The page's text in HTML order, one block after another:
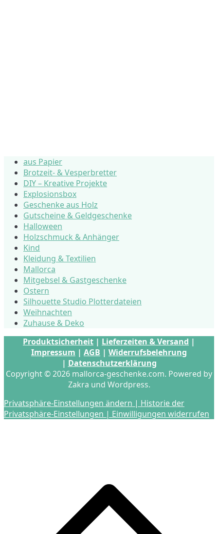
aus Papier
Brotzeit- & Vesperbretter
DIY – Kreative Projekte
Explosionsbox
Geschenke aus Holz
Gutscheine & Geldgeschenke
Halloween
Holzschmuck & Anhänger
Kind
Kleidung & Textilien
Mallorca
Mitgebsel & Gastgeschenke
Ostern
Silhouette Studio Plotterdateien
Weihnachten
Zuhause & Deko
Produktsicherheit | Lieferzeiten & Versand |
Impressum | AGB | Widerrufsbelehrung
| Datenschutzerklärung
Copyright © 2026 mallorca-geschenke.com. Powered by
Zakra und Wordpress.
Privatsphäre-Einstellungen ändern | Historie der
Privatsphäre-Einstellungen | Einwilligungen widerrufen